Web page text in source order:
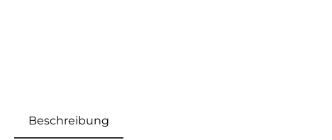
Beschreibung